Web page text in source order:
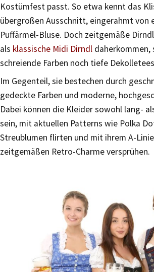
Kostümfest passt. So etwa kennt das
übergroßen Ausschnitt, eingerahmt von
Puffärmel-Bluse. Doch zeitgemäße
als klassische Midi Dirndl
schreiende Farben noch tiefe
Im Gegenteil, sie bestechen durch
gedeckte Farben und moderne,
Dabei können die Kleider sowohl lang-
sein, mit aktuellen Patterns wie Polka
Streublumen flirten und mit ihrem A-
zeitgemäßen Retro-Charme versprühen.